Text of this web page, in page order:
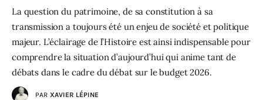
La question du patrimoine, de sa constitution à sa
transmission a toujours été un enjeu de société et politique
majeur. L’éclairage de l’Histoire est ainsi indispensable pour
comprendre la situation d’aujourd’hui qui anime tant de
débats dans le cadre du débat sur le budget 2026.
PAR XAVIER LÉPINE